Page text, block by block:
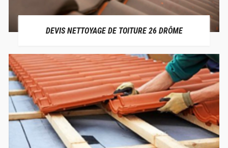
DEVIS NETTOYAGE DE TOITURE 26 DRÔME